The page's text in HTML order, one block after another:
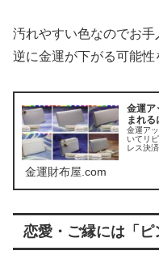
汚れやすい色なのでお手
逆に金運が下がる可能性
金運ア
まれる
金運ア
いてリ
レス決
金運財布屋.com
恋愛・ご縁には「ピ